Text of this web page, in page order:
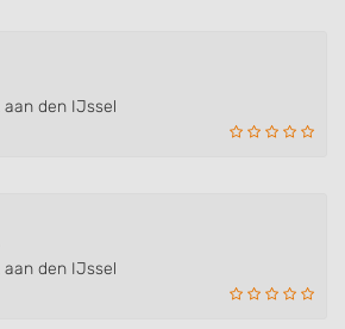
aan den IJssel
aan den IJssel
select advertising
advertising
content
personalised content